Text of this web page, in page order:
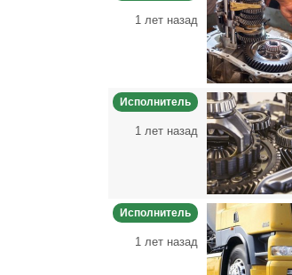
1 лет назад
Исполнитель
1 лет назад
Исполнитель
1 лет назад